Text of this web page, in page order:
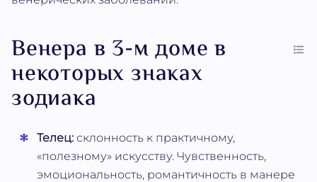
Венера в 3-м доме в
некоторых знаках
зодиака
Телец: склонность к практичному,
«полезному» искусству. Чувственность,
эмоциональность, романтичность в манере